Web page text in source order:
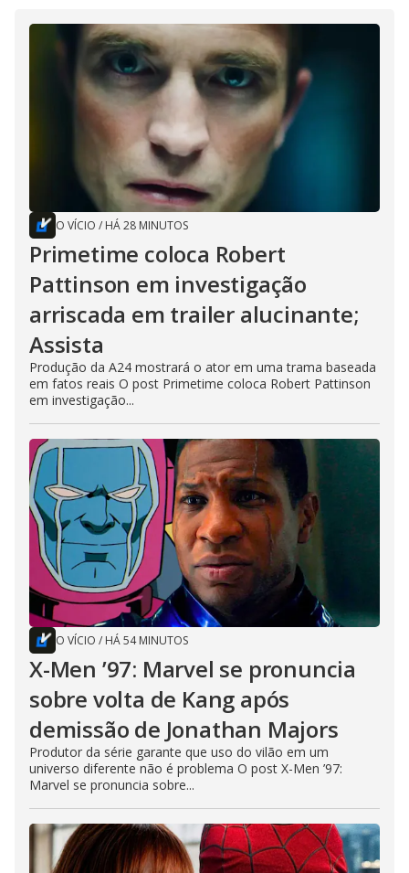
O VÍCIO / HÁ 28 MINUTOS
Primetime coloca Robert
Pattinson em investigação
arriscada em trailer alucinante;
Assista
Produção da A24 mostrará o ator em uma trama baseada
em fatos reais O post Primetime coloca Robert Pattinson
em investigação...
O VÍCIO / HÁ 54 MINUTOS
X-Men ’97: Marvel se pronuncia
sobre volta de Kang após
demissão de Jonathan Majors
Produtor da série garante que uso do vilão em um
universo diferente não é problema O post X-Men ’97:
Marvel se pronuncia sobre...